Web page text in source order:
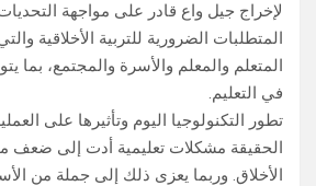
لإخراج جيل واع قادر على مواجهة
المتطلبات الضرورية للتربية الأخلاقية
المتعلم والمعلم والأسرة والمجتمع، بما
في التعليم.
تطور التكنولوجيا اليوم وتأثيرها على
الحقيقة مشكلات تعليمية أدت إلى ضعف
الأخلاق. وربما يعزى ذلك إلى جملة من